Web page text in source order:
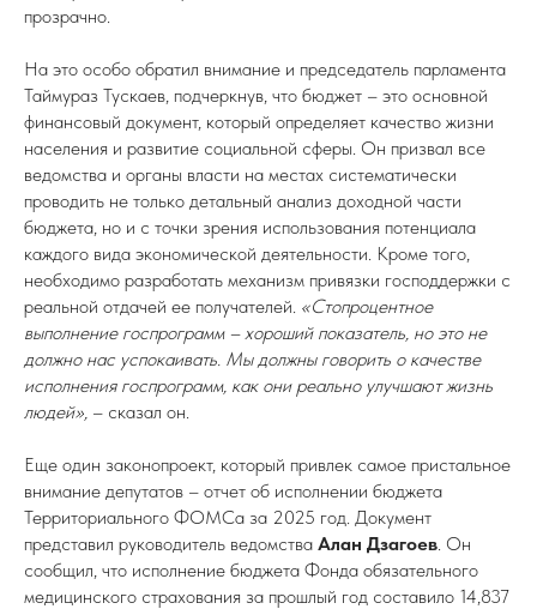
прозрачно.
На это особо обратил внимание и председатель парламента
Таймураз Тускаев, подчеркнув, что бюджет – это основной
финансовый документ, который определяет качество жизни
населения и развитие социальной сферы. Он призвал все
ведомства и органы власти на местах систематически
проводить не только детальный анализ доходной части
бюджета, но и с точки зрения использования потенциала
каждого вида экономической деятельности. Кроме того,
необходимо разработать механизм привязки господдержки с
реальной отдачей ее получателей. «Стопроцентное
выполнение госпрограмм – хороший показатель, но это не
должно нас успокаивать. Мы должны говорить о качестве
исполнения госпрограмм, как они реально улучшают жизнь
людей», – сказал он.
Еще один законопроект, который привлек самое пристальное
внимание депутатов – отчет об исполнении бюджета
Территориального ФОМСа за 2025 год. Документ
представил руководитель ведомства Алан Дзагоев. Он
сообщил, что исполнение бюджета Фонда обязательного
медицинского страхования за прошлый год составило 14,837